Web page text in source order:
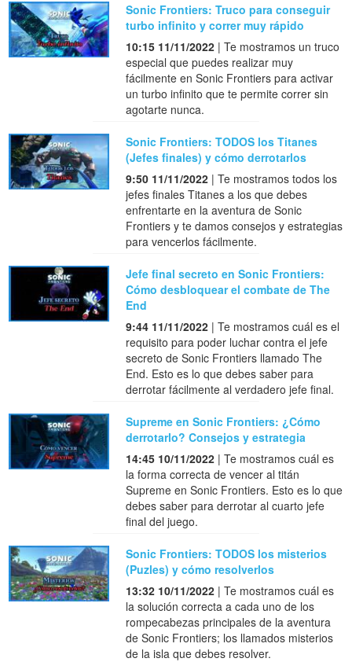
Sonic Frontiers: Truco para conseguir
turbo infinito y correr muy rápido
10:15 11/11/2022 | Te mostramos un truco
especial que puedes realizar muy
fácilmente en Sonic Frontiers para activar
un turbo infinito que te permite correr sin
agotarte nunca.
Sonic Frontiers: TODOS los Titanes
(Jefes finales) y cómo derrotarlos
9:50 11/11/2022 | Te mostramos todos los
jefes finales Titanes a los que debes
enfrentarte en la aventura de Sonic
Frontiers y te damos consejos y estrategias
para vencerlos fácilmente.
Jefe final secreto en Sonic Frontiers:
Cómo desbloquear el combate de The
End
9:44 11/11/2022 | Te mostramos cuál es el
requisito para poder luchar contra el jefe
secreto de Sonic Frontiers llamado The
End. Esto es lo que debes saber para
derrotar fácilmente al verdadero jefe final.
Supreme en Sonic Frontiers: ¿Cómo
derrotarlo? Consejos y estrategia
14:45 10/11/2022 | Te mostramos cuál es
la forma correcta de vencer al titán
Supreme en Sonic Frontiers. Esto es lo que
debes saber para derrotar al cuarto jefe
final del juego.
Sonic Frontiers: TODOS los misterios
(Puzles) y cómo resolverlos
13:32 10/11/2022 | Te mostramos cuál es
la solución correcta a cada uno de los
rompecabezas principales de la aventura
de Sonic Frontiers; los llamados misterios
de la isla que debes resolver.